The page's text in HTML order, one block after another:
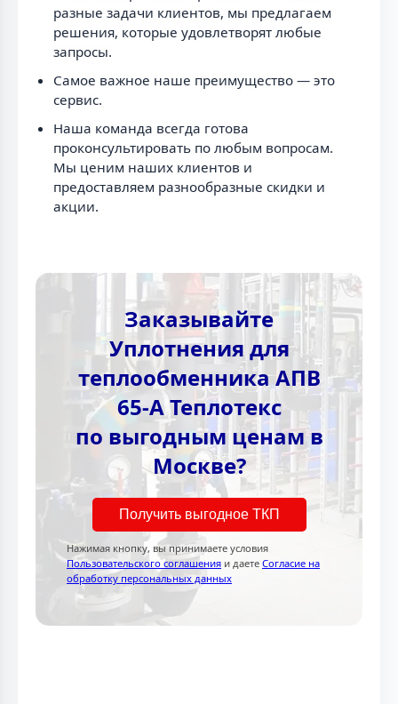
разные задачи клиентов, мы предлагаем
решения, которые удовлетворят любые
запросы.
Самое важное наше преимущество — это
сервис.
Наша команда всегда готова
проконсультировать по любым вопросам.
Мы ценим наших клиентов и
предоставляем разнообразные скидки и
акции.
Заказывайте
Уплотнения для
теплообменника АПВ
65-А Теплотекc
по выгодным ценам в
Москве?
Получить выгодное ТКП
Нажимая кнопку, вы принимаете условия
Пользовательского соглашения и даете Согласие на
обработку персональных данных